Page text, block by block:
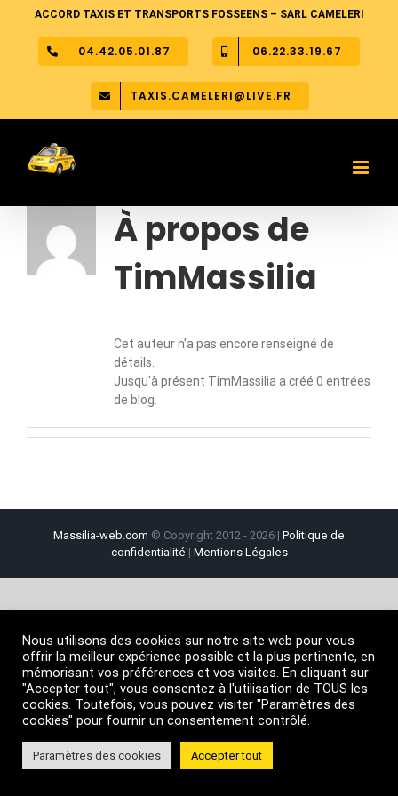
ACCORD TAXIS ET TRANSPORTS FOSSEENS – SARL CAMELERI
04.42.05.01.87 06.22.33.19.67
TAXIS.CAMELERI@LIVE.FR
À propos de
TimMassilia
Cet auteur n'a pas encore renseigné de
détails.
Jusqu'à présent TimMassilia a créé 0 entrées
de blog.
Massilia-web.com © Copyright 2012 - 2026 | Politique de
confidentialité | Mentions Légales
Nous utilisons des cookies sur notre site web pour vous
offrir la meilleur expérience possible et la plus pertinente, en
mémorisant vos préférences et vos visites. En cliquant sur
"Accepter tout", vous consentez à l'utilisation de TOUS les
cookies. Toutefois, vous pouvez visiter "Paramètres des
cookies" pour fournir un consentement contrôlé.
Paramètres des cookies Accepter tout